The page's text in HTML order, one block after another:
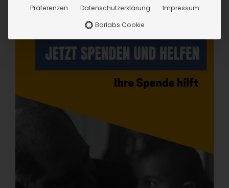
Präferenzen Datenschutzerklärung
Impressum
Borlabs Cookie